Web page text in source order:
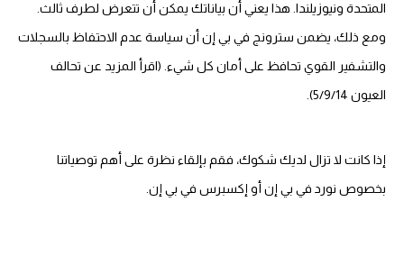
المتحدة ونيوزيلندا. هذا يعني أن بياناتك يمكن أن تتعرض لطرف ثالث.
ومع ذلك، يضمن سترونج في بي إن أن سياسة عدم الاحتفاظ بالسجلات
والتشفير القوي تحافظ على أمان كل شيء. (اقرأ المزيد عن تحالف
العيون 5/9/14).
إذا كانت لا تزال لديك شكوك، فقم بإلقاء نظرة على أهم توصياتنا
بخصوص نورد في بي إن أو إكسبرس في بي إن.